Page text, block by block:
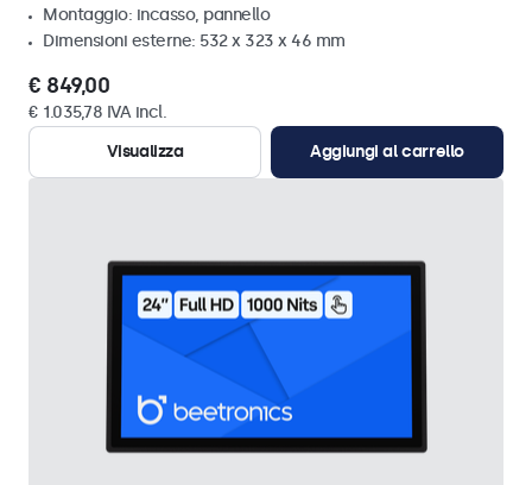
Montaggio: incasso, pannello
Dimensioni esterne: 532 x 323 x 46 mm
€ 849,00
€ 1.035,78 IVA incl.
Visualizza
Aggiungi al carrello